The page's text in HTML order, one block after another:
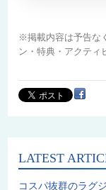
※掲載内容は予告な
ン・特典・アクティ
LATEST
コスパ抜群のラグ